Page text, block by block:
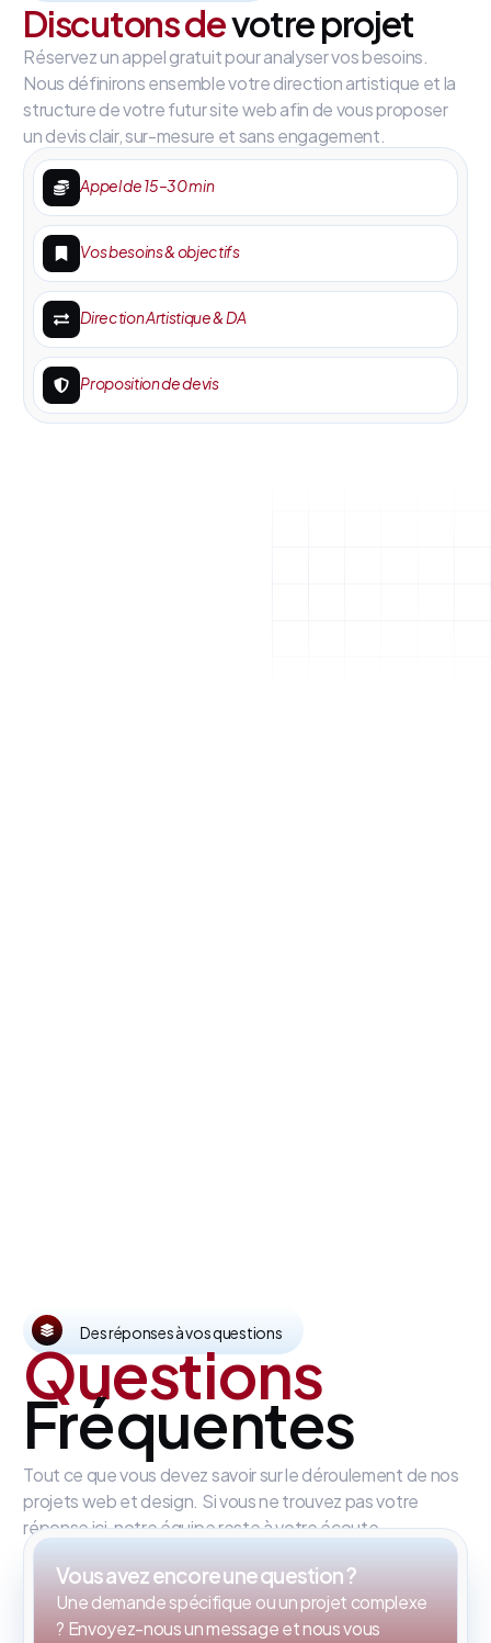
Discutons devotre projet
Réservez un appel gratuit pour analyser vos besoins.
Nous définirons ensemble votre direction artistique et la
structure de votre futur site web afin de vous proposer
un devis clair, sur-mesure et sans engagement.
Appel de 15–30 min
Vos besoins & objectifs
Direction Artistique & DA
Proposition de devis
Des réponses à vos questions
Questions
Fréquentes
Tout ce que vous devez savoir sur le déroulement de nos
projets web et design. Si vous ne trouvez pas votre
réponse ici, notre équipe reste à votre écoute.
Vous avez encore une question ?
Une demande spécifique ou un projet complexe
? Envoyez-nous un message et nous vous